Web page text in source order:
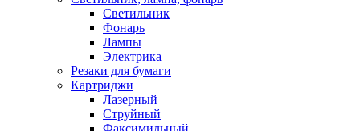
Светильник
Фонарь
Лампы
Электрика
Резаки для бумаги
Картриджи
Лазерный
Струйный
Факсимильный